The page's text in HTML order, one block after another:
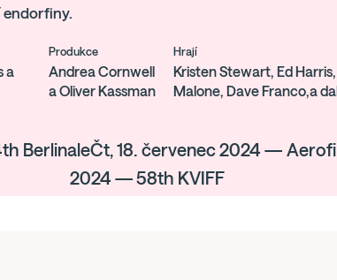
endorfiny.
a
Produkce
Andrea Cornwell
a Oliver Kassman
Hrají
Kristen Stewart, Ed
Malone, Dave Franco,a
BerlinaleČt, 18. červenec 2024 —
2024 — 58th KVIFF